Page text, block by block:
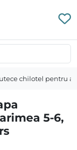
chilotel pentru
5-6,